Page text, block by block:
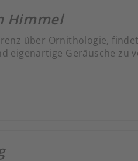
Himmel
über Ornithologie,
eigenartige Geräusche zu